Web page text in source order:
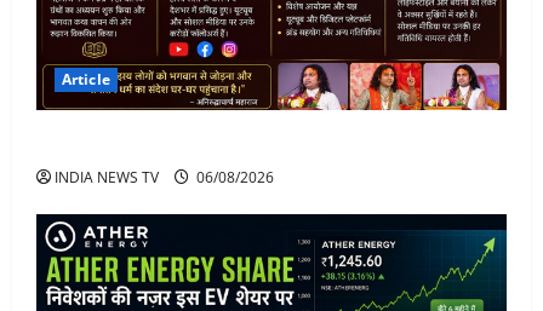
Article
INDIA NEWS TV 06/08/2026